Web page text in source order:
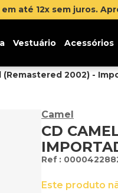
até 12x sem juros.
Vestuário Acessórios
(Remastered 2002) -
Camel
CD
:
Este produto